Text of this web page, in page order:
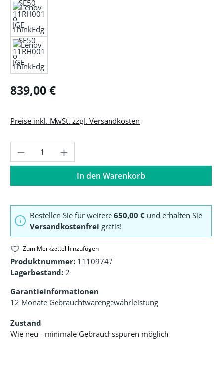
Regulärer Preis:
839,00 €
Preise inkl. MwSt. zzgl. Versandkosten
Produkt Anzahl: Gib den gewünschten
In den Warenkorb
Bestellen Sie für weitere 650,00 € und erhalten Sie
Versandkostenfrei gratis!
Zum Merkzettel hinzufügen
Produktnummer: 11109747
Lagerbestand: 2
Garantieinformationen
12 Monate Gebrauchtwarengewährleistung
Zustand
Wie neu - minimale Gebrauchsspuren möglich